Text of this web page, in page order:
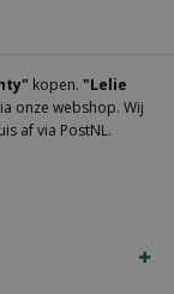
kopen. "Lelie
onze webshop. Wij
af via PostNL.